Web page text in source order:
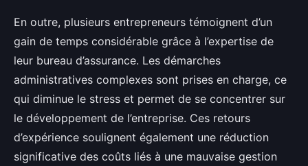
En outre, plusieurs entrepreneurs témoignent d’un
gain de temps considérable grâce à l’expertise de
leur bureau d’assurance. Les démarches
administratives complexes sont prises en charge, ce
qui diminue le stress et permet de se concentrer sur
le développement de l’entreprise. Ces retours
d’expérience soulignent également une réduction
significative des coûts liés à une mauvaise gestion